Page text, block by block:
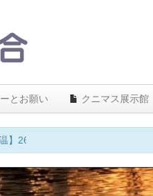
とお願い クニマス展示館
】26℃